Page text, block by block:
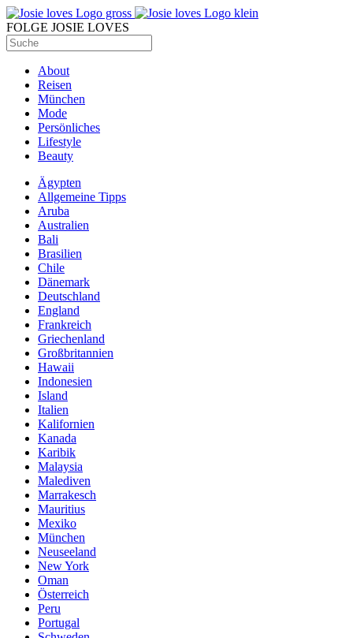
FOLGE JOSIE LOVES
About
Reisen
München
Mode
Persönliches
Lifestyle
Beauty
Ägypten
Allgemeine Tipps
Aruba
Australien
Bali
Brasilien
Chile
Dänemark
Deutschland
England
Frankreich
Griechenland
Großbritannien
Hawaii
Indonesien
Island
Italien
Kalifornien
Kanada
Karibik
Malaysia
Malediven
Marrakesch
Mauritius
Mexiko
München
Neuseeland
New York
Oman
Österreich
Peru
Portugal